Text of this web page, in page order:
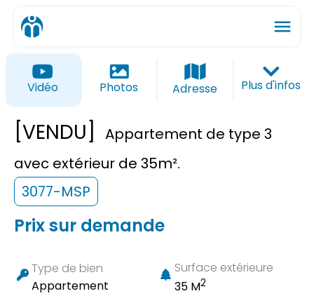
menu
ios_share
Vidéo Photos Adresse Plus d'infos
[VENDU]
Appartement de type 3
avec extérieur de 35m².
3077-MSP
Prix sur demande
Type de bien
Appartement
Surface extérieure
35 M2